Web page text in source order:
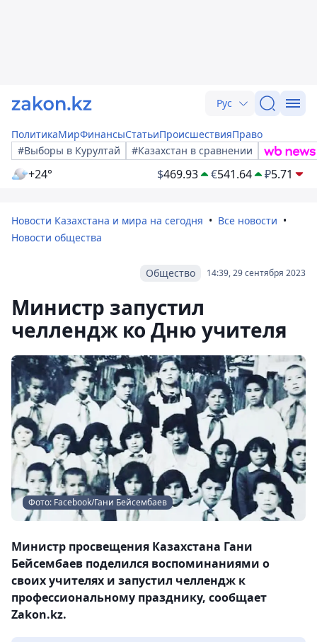
Рус
ПолитикаМирФинансыСтатьиПроисшествияПраво
#Выборы в Курултай
#Казахстан в сравнении
+24° $469.93 €541.64 ₽5.71
Новости Казахстана и мира на сегодня
Все новости
Новости общества
14:39, 29 сентября 2023
Общество
Министр запустил
челлендж ко Дню учителя
Фото: Facebook/Гани Бейсембаев
Министр просвещения Казахстана Гани
Бейсембаев поделился воспоминаниями о
своих учителях и запустил челлендж к
профессиональному празднику, сообщает
Zakon.kz.